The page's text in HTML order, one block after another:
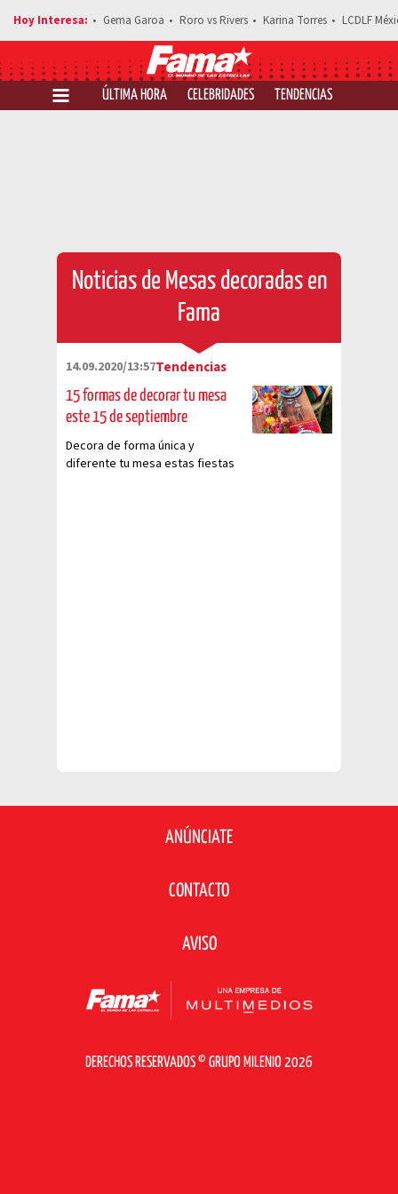
Gema Garoa Roro vs Rivers Karina Torres LCDLF
ÚLTIMA HORA CELEBRIDADES TENDENCIAS
Noticias de Mesas decoradas en
Fama
14.09.2020/13:57Tendencias
15 formas de decorar tu mesa
este 15 de septiembre
Decora de forma única y
diferente tu mesa estas fiestas
ANÚNCIATE
CONTACTO
AVISO
DERECHOS RESERVADOS © GRUPO MILENIO 2026